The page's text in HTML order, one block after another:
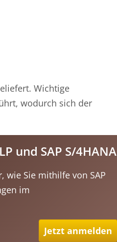
Wichtige
wodurch sich der
und SAP S/4HANA
wie Sie mithilfe von SAP
im
Jetzt anmelden